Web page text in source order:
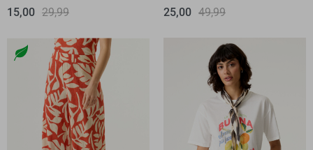
15,00 29,99
25,00 49,99